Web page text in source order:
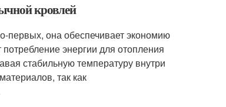
кровлей
первых, она обеспечивает экономию
энергии для отопления
стабильную температуру внутри
так как